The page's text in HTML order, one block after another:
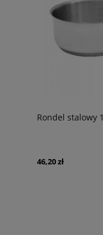
Rondel stalowy
46,20 zł